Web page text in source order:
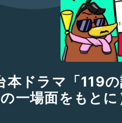
本ドラマ「119
の一場面をもと